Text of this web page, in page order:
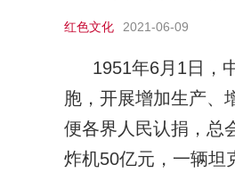
红色文化 2021-06-09
1951年6月1日，
胞，开展增加生产、
便各界人民认捐，总
炸机50亿元，一辆坦